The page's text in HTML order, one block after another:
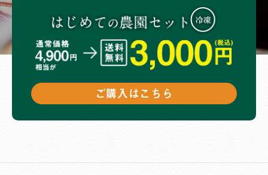
ご購入はこちら